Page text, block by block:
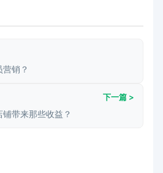
销？
下一篇 >
带来那些收益？